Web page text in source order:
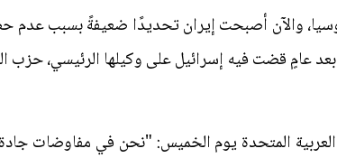
والآن أصبحت إيران تحديدًا ضعيفةً بسبب
عامٍ قضت فيه إسرائيل على وكيلها الرئيسي، حزب
المتحدة يوم الخميس: "نحن في مفاوضات جادة